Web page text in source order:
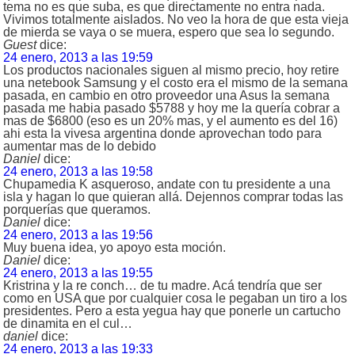
tema no es que suba, es que directamente no entra nada.
Vivimos totalmente aislados. No veo la hora de que esta vieja
de mierda se vaya o se muera, espero que sea lo segundo.
Guest dice:
24 enero, 2013 a las 19:59
Los productos nacionales siguen al mismo precio, hoy retire
una netebook Samsung y el costo era el mismo de la semana
pasada, en cambio en otro proveedor una Asus la semana
pasada me habia pasado $5788 y hoy me la quería cobrar a
mas de $6800 (eso es un 20% mas, y el aumento es del 16)
ahi esta la vivesa argentina donde aprovechan todo para
aumentar mas de lo debido
Daniel dice:
24 enero, 2013 a las 19:58
Chupamedia K asqueroso, andate con tu presidente a una
isla y hagan lo que quieran allá. Dejennos comprar todas las
porquerías que queramos.
Daniel dice:
24 enero, 2013 a las 19:56
Muy buena idea, yo apoyo esta moción.
Daniel dice:
24 enero, 2013 a las 19:55
Kristrina y la re conch… de tu madre. Acá tendría que ser
como en USA que por cualquier cosa le pegaban un tiro a los
presidentes. Pero a esta yegua hay que ponerle un cartucho
de dinamita en el cul…
daniel dice:
24 enero, 2013 a las 19:33